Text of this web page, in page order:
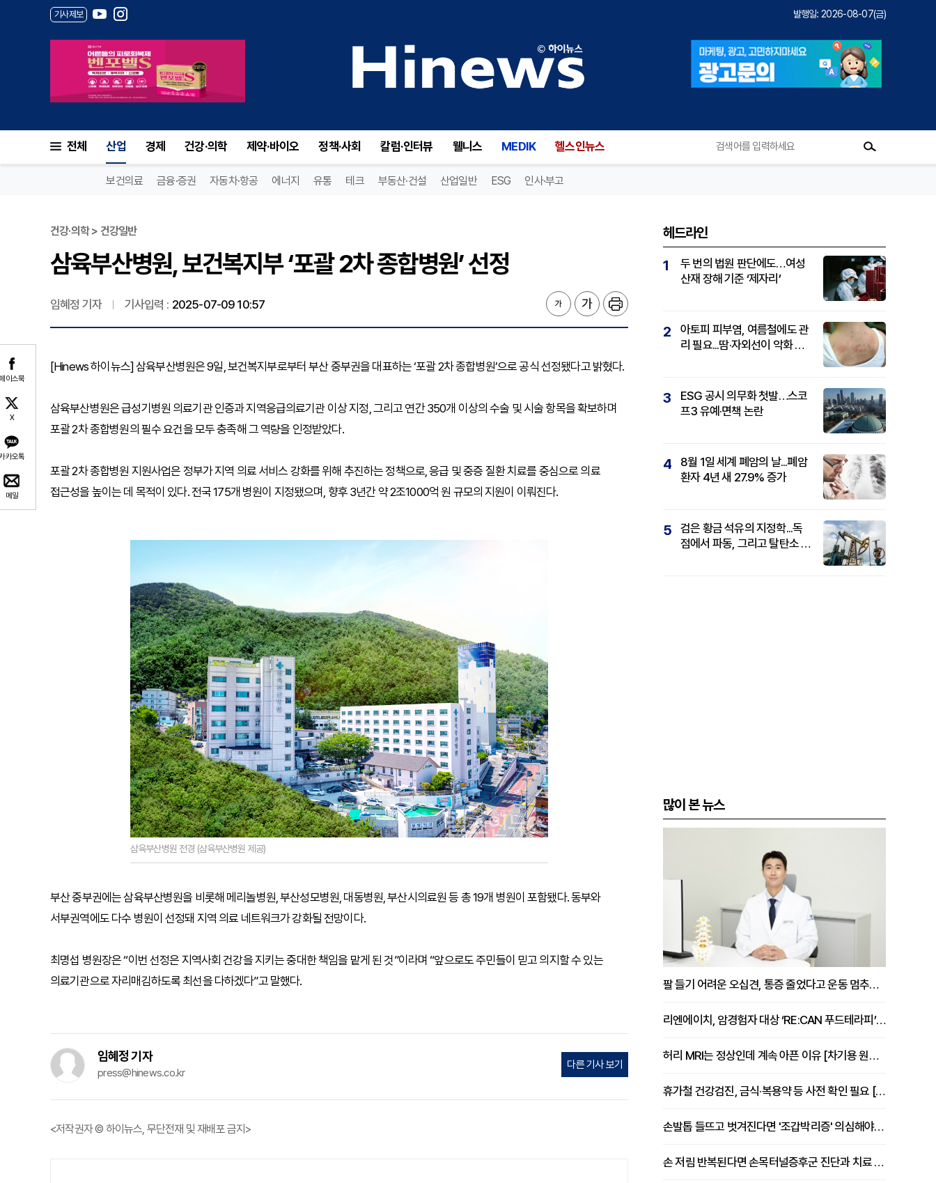
기사제보 발행일: 2026-08-07(금)
전체 산업 경제 건강·의학 제약·바이오 정책·사회 칼럼·인터뷰 웰니스 MEDIK 헬스인뉴스
보건의료 금융·증권 자동차·항공 에너지 유통 테크 부동산·건설 산업일반 ESG 인사·부고
이스북
X
카오톡
메일
건강·의학 > 건강일반
삼육부산병원, 보건복지부 ‘포괄 2차 종합병원’ 선정
임혜정 기자 기사입력 : 2025-07-09 10:57
[Hinews 하이뉴스] 삼육부산병원은 9일, 보건복지부로부터 부산 중부권을 대표하는 ‘포괄 2차 종합병원’으로 공식 선정됐다고 밝혔다.
삼육부산병원은 급성기병원 의료기관 인증과 지역응급의료기관 이상 지정, 그리고 연간 350개 이상의 수술 및 시술 항목을 확보하며
포괄 2차 종합병원의 필수 요건을 모두 충족해 그 역량을 인정받았다.
포괄 2차 종합병원 지원사업은 정부가 지역 의료 서비스 강화를 위해 추진하는 정책으로, 응급 및 중증 질환 치료를 중심으로 의료
접근성을 높이는 데 목적이 있다. 전국 175개 병원이 지정됐으며, 향후 3년간 약 2조1000억 원 규모의 지원이 이뤄진다.
삼육부산병원 전경 (삼육부산병원 제공)
부산 중부권에는 삼육부산병원을 비롯해 메리놀병원, 부산성모병원, 대동병원, 부산시의료원 등 총 19개 병원이 포함됐다. 동부와
서부권역에도 다수 병원이 선정돼 지역 의료 네트워크가 강화될 전망이다.
최명섭 병원장은 “이번 선정은 지역사회 건강을 지키는 중대한 책임을 맡게 된 것”이라며 “앞으로도 주민들이 믿고 의지할 수 있는
의료기관으로 자리매김하도록 최선을 다하겠다”고 말했다.
임혜정 기자
press@hinews.co.kr
다른 기사 보기
<저작권자 © 하이뉴스, 무단전재 및 재배포 금지>
헤드라인
1
두 번의 법원 판단에도…여성
산재 장해 기준 ‘제자리’
2
아토피 피부염, 여름철에도 관
리 필요...땀·자외선이 악화 요
3
ESG 공시 의무화 첫발…스코
프3 유예·면책 논란
4
8월 1일 세계 폐암의 날...폐암
환자 4년 새 27.9% 증가
5
검은 황금 석유의 지정학...독
점에서 파동, 그리고 탈탄소 패
많이 본 뉴스
팔 들기 어려운 오십견, 통증 줄었다고 운동 멈추면 안 되는 이유 [이병욱 원장 칼럼]
리엔에이치, 암경험자 대상 ‘RE:CAN 푸드테라피’ 운영
허리 MRI는 정상인데 계속 아픈 이유 [차기용 원장 칼럼]
휴가철 건강검진, 금식·복용약 등 사전 확인 필요 [정도감 원장 칼럼]
손발톱 들뜨고 벗겨진다면 '조갑박리증' 의심해야 [김철윤 원장 칼럼]
손 저림 반복된다면 손목터널증후군 진단과 치료 시기 살펴야 [김동현 원장 칼럼]